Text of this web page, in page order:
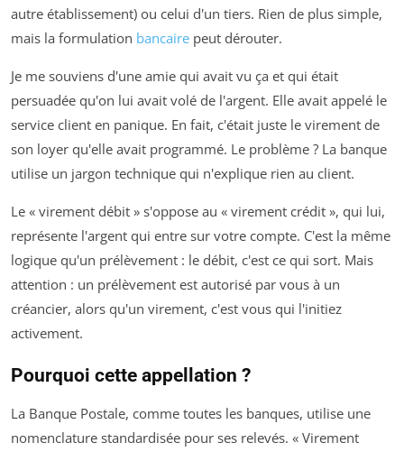
autre établissement) ou celui d'un tiers. Rien de plus simple,
mais la formulation bancaire peut dérouter.
Je me souviens d'une amie qui avait vu ça et qui était
persuadée qu'on lui avait volé de l'argent. Elle avait appelé le
service client en panique. En fait, c'était juste le virement de
son loyer qu'elle avait programmé. Le problème ? La banque
utilise un jargon technique qui n'explique rien au client.
Le « virement débit » s'oppose au « virement crédit », qui lui,
représente l'argent qui entre sur votre compte. C'est la même
logique qu'un prélèvement : le débit, c'est ce qui sort. Mais
attention : un prélèvement est autorisé par vous à un
créancier, alors qu'un virement, c'est vous qui l'initiez
activement.
Pourquoi cette appellation ?
La Banque Postale, comme toutes les banques, utilise une
nomenclature standardisée pour ses relevés. « Virement